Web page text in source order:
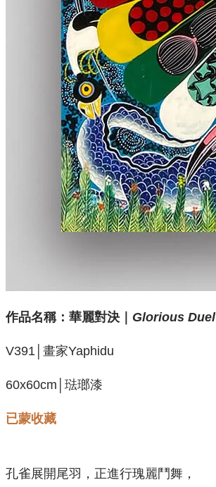
作品名稱： 華麗對決｜ Glorious Duel
V391│畫家Yaphidu
60x60cm│琺瑯漆
已蒙收藏
孔雀展開尾羽，正進行瑰麗鬥舞，